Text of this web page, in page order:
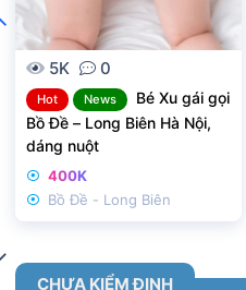
5K 0
Hot News
Bé Xu gái gọi
Bồ Đề – Long Biên Hà Nội,
dáng nuột
400K
Bồ Đề - Long Biên
CHƯA KIỂM ĐỊNH